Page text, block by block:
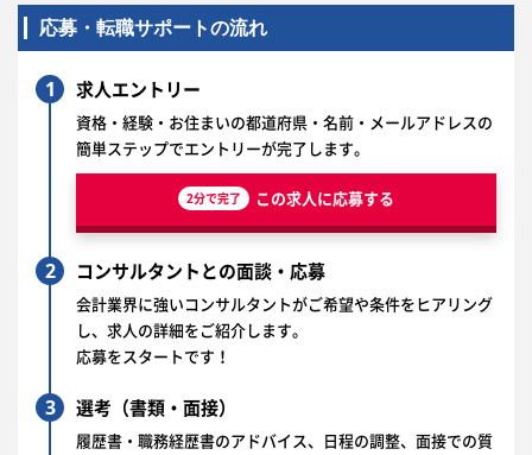
応募・転職サポートの流れ
1 求人エントリー
資格・経験・お住まいの都道府県・名前・メールアドレスの
簡単ステップでエントリーが完了します。
2分で完了 この求人に応募する
2 コンサルタントとの面談・応募
会計業界に強いコンサルタントがご希望や条件をヒアリング
し、求人の詳細をご紹介します。
応募をスタートです！
3 選考（書類・面接）
履歴書・職務経歴書のアドバイス、日程の調整、面接での質